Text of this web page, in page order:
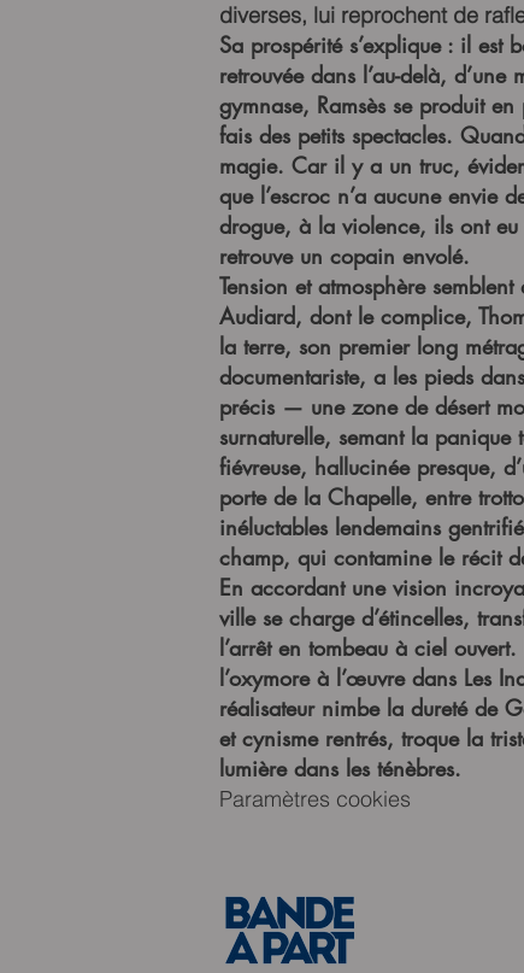
diverses, lui reprochent de
Sa prospérité s’explique : il
retrouvée dans l’au-delà,
gymnase, Ramsès se produit
fais des petits spectacles.
magie. Car il y a un truc,
que l’escroc n’a aucune
drogue, à la violence, ils ont eu
retrouve un copain envolé.
Tension et atmosphère
Audiard, dont le complice,
la terre, son premier long
documentariste, a les pieds
précis — une zone de désert
surnaturelle, semant la
fiévreuse, hallucinée presque,
porte de la Chapelle, entre
inéluctables lendemains
champ, qui contamine le récit
En accordant une vision
ville se charge d’étincelles,
l’arrêt en tombeau à ciel
l’oxymore à l’œuvre dans Les
réalisateur nimbe la dureté de
et cynisme rentrés, troque la
lumière dans les ténèbres.
Paramètres cookies